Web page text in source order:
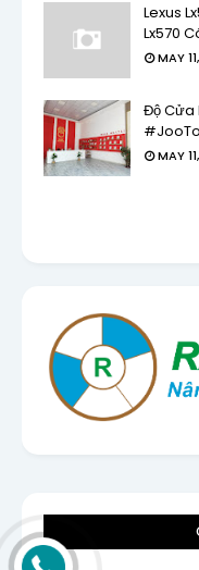
Lexus
Lx570
MAY
Độ Cửa
MAY